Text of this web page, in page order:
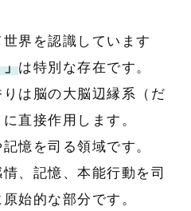
界を認識しています
」は特別な存在です。
は脳の大脳辺縁系（だ
直接作用します。
憶を司る領域です。
、記憶、本能行動を司
始的な部分です。